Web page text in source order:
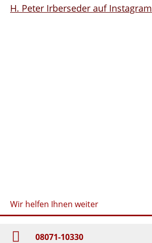
H. Peter Irberseder auf Instagram
Wir helfen Ihnen weiter
08071-10330